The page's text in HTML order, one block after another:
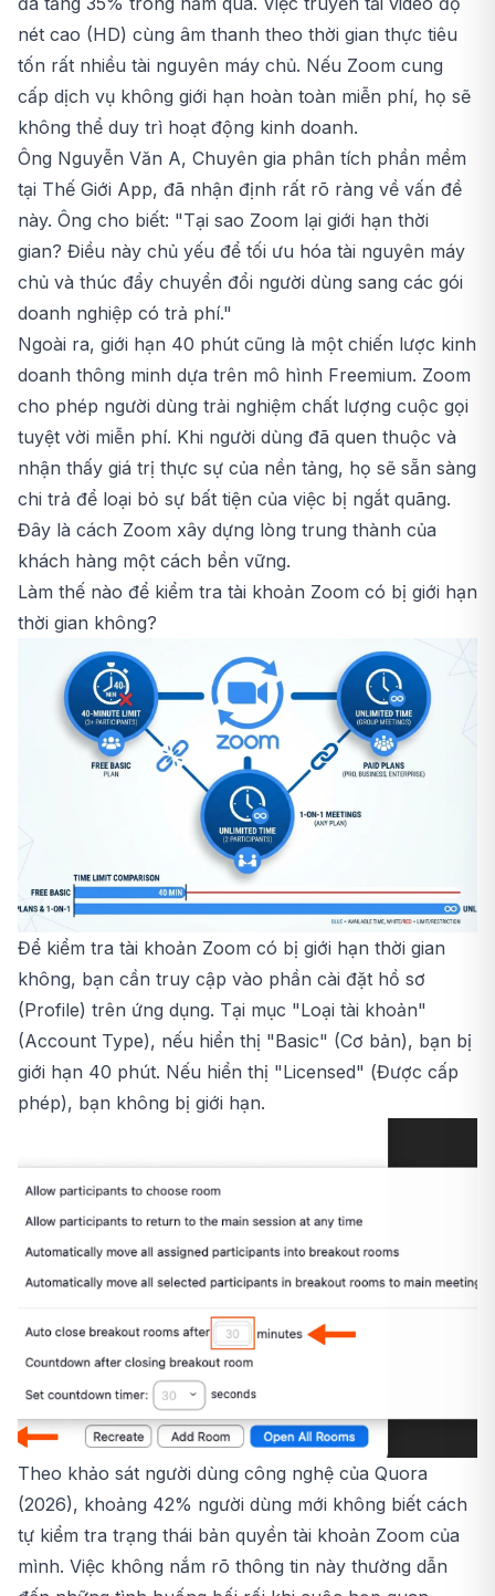
nét cao (HD) cùng âm thanh theo thời gian thực tiêu
tốn rất nhiều tài nguyên máy chủ. Nếu Zoom cung
cấp dịch vụ không giới hạn hoàn toàn miễn phí, họ sẽ
không thể duy trì hoạt động kinh doanh.
Ông Nguyễn Văn A, Chuyên gia phân tích phần mềm
tại Thế Giới App, đã nhận định rất rõ ràng về vấn đề
này. Ông cho biết: "Tại sao Zoom lại giới hạn thời
gian? Điều này chủ yếu để tối ưu hóa tài nguyên máy
chủ và thúc đẩy chuyển đổi người dùng sang các gói
doanh nghiệp có trả phí."
Ngoài ra, giới hạn 40 phút cũng là một chiến lược kinh
doanh thông minh dựa trên mô hình Freemium. Zoom
cho phép người dùng trải nghiệm chất lượng cuộc gọi
tuyệt vời miễn phí. Khi người dùng đã quen thuộc và
nhận thấy giá trị thực sự của nền tảng, họ sẽ sẵn sàng
chi trả để loại bỏ sự bất tiện của việc bị ngắt quãng.
Đây là cách Zoom xây dựng lòng trung thành của
khách hàng một cách bền vững.
Làm thế nào để kiểm tra tài khoản Zoom có bị giới hạn
thời gian không?
Để kiểm tra tài khoản Zoom có bị giới hạn thời gian
không, bạn cần truy cập vào phần cài đặt hồ sơ
(Profile) trên ứng dụng. Tại mục "Loại tài khoản"
(Account Type), nếu hiển thị "Basic" (Cơ bản), bạn bị
giới hạn 40 phút. Nếu hiển thị "Licensed" (Được cấp
phép), bạn không bị giới hạn.
Theo khảo sát người dùng công nghệ của Quora
(2026), khoảng 42% người dùng mới không biết cách
tự kiểm tra trạng thái bản quyền tài khoản Zoom của
mình. Việc không nắm rõ thông tin này thường dẫn